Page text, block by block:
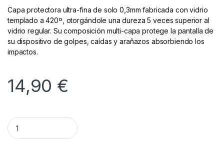
Capa protectora ultra-fina de solo 0,3mm fabricada con vidrio
templado a 420º, otorgándole una dureza 5 veces superior al
vidrio regular. Su composición multi-capa protege la pantalla de
su dispositivo de golpes, caídas y arañazos absorbiendo los
impactos.
14,90 €
Protector de Pantalla Cristal Templado iPhone 13 Pro Max